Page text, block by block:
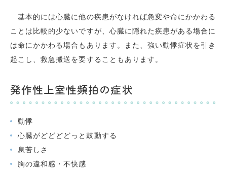
基本的には心臓に他の疾患がなければ急変や命にかかわる
ことは比較的少ないですが、心臓に隠れた疾患がある場合に
は命にかかわる場合もあります。また、強い動悸症状を引き
起こし、救急搬送を要することもあります。
発作性上室性頻拍の症状
動悸
心臓がどどどどっと鼓動する
息苦しさ
胸の違和感・不快感